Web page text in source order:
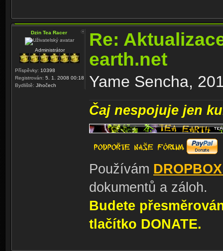
Dzin Tea Racer
Administrátor
Příspěvky: 10398
Registrován: 5. 1. 2008 00:18
Bydliště: Jihočech
Re:
earth.net
Yame Sencha,
Čaj nespojuje jen
Používám
dokumentů a záloh.
Budete
tlačítko DONATE.